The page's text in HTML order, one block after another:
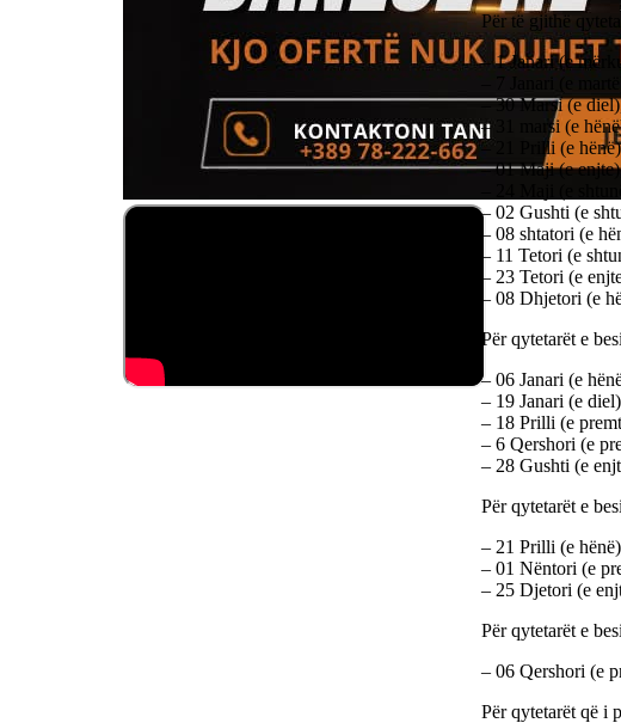
Për të gjithë
– 1 Janari (e
– 7 Janari (e
– 30 Marsi (e
– 31 marsi (e
– 21 Prilli (e
– 01 Maji (e
– 02 Gushti (e
– 08 shtatori (e
– 11 Tetori (e
– 23 Tetori (e
– 08 Dhjetori (e
Për qytetarët e
– 06 Janari (e
– 19 Janari (e
– 18 Prilli (e
– 6 Qershori (e
– 28 Gushti (e
Për qytetarët e
– 21 Prilli (e
– 01 Nëntori (e
– 25 Djetori (e
Për qytetarët e
– 06 Qershori (e
Për qytetarët që i